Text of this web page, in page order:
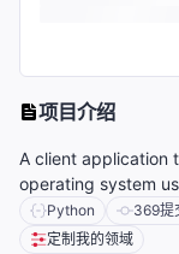
项目介绍
A client application
operating system
Python 369提
定制我的领域